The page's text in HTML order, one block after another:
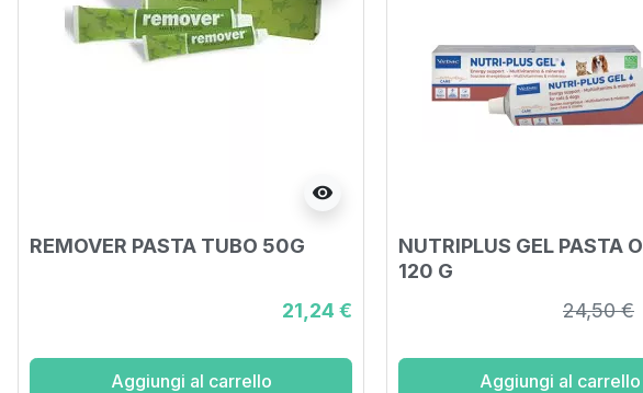
visibility
REMOVER PASTA TUBO 50G
21,24 €
Aggiungi al carrello
NUTRIPLUS GEL PASTA
120 G
24,50 €
Aggiungi al carrello